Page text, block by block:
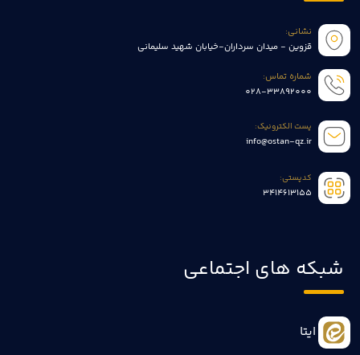
نشانی:
قزوین - میدان سرداران-خیابان شهید سلیمانی
شماره تماس:
028-33892000
پست الکترونیک:
info@ostan-qz.ir
کدپستی:
3414613155
شبکه های اجتماعی
ایتا